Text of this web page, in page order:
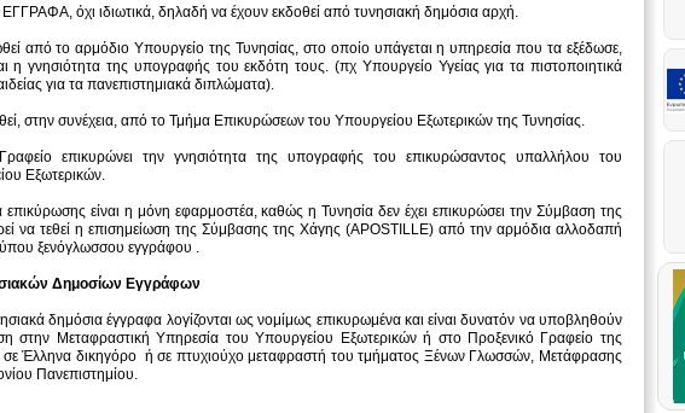
όχι ιδιωτικά, δηλαδή να έχουν εκδοθεί από τυνησιακή δημόσια αρχή.
από το αρμόδιο Υπουργείο της Τυνησίας, στο οποίο υπάγεται η υπηρεσία που τα εξέδωσε,
η γνησιότητα της υπογραφής του εκδότη τους. (πχ Υπουργείο Υγείας για τα πιστοποιητικά
για τα πανεπιστημιακά διπλώματα).
στην συνέχεια, από το Τμήμα Επικυρώσεων του Υπουργείου Εξωτερικών της Τυνησίας.
επικυρώνει την γνησιότητα της υπογραφής του επικυρώσαντος υπαλλήλου του
Εξωτερικών.
είναι η μόνη εφαρμοστέα, καθώς η Τυνησία δεν έχει επικυρώσει την Σύμβαση της
να τεθεί η επισημείωση της Σύμβασης της Χάγης (APOSTILLE) από την αρμόδια αλλοδαπή
ξενόγλωσσου εγγράφου .
Δημοσίων Εγγράφων
δημόσια έγγραφα λογίζονται ως νομίμως επικυρωμένα και είναι δυνατόν να υποβληθούν
στην Μεταφραστική Υπηρεσία του Υπουργείου Εξωτερικών ή στο Προξενικό Γραφείο της
σε Έλληνα δικηγόρο ή σε πτυχιούχο μεταφραστή του τμήματος Ξένων Γλωσσών, Μετάφρασης
Πανεπιστημίου.